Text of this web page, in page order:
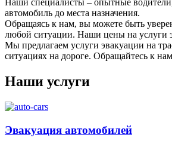
Наши специалисты – опытные
автомобиль до места назначения.
Обращаясь к нам, вы можете быть
любой ситуации. Наши цены на услуги
Мы предлагаем услуги эвакуации на
ситуациях на дороге. Обращайтесь к
Наши услуги
Эвакуация автомобилей